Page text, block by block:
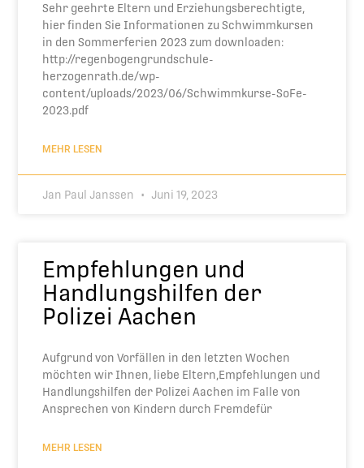
Sehr geehrte Eltern und Erziehungsberechtigte,
hier finden Sie Informationen zu Schwimmkursen
in den Sommerferien 2023 zum downloaden:
http://regenbogengrundschule-
herzogenrath.de/wp-
content/uploads/2023/06/Schwimmkurse-SoFe-
2023.pdf
MEHR LESEN
Jan Paul Janssen Juni 19, 2023
Empfehlungen und
Handlungshilfen der
Polizei Aachen
Aufgrund von Vorfällen in den letzten Wochen
möchten wir Ihnen, liebe Eltern,Empfehlungen und
Handlungshilfen der Polizei Aachen im Falle von
Ansprechen von Kindern durch Fremdefür
MEHR LESEN